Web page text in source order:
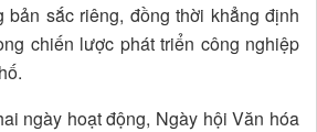
bản sắc riêng, đồng thời khẳng định
chiến lược phát triển công nghiệp
ngày hoạt động, Ngày hội Văn hóa